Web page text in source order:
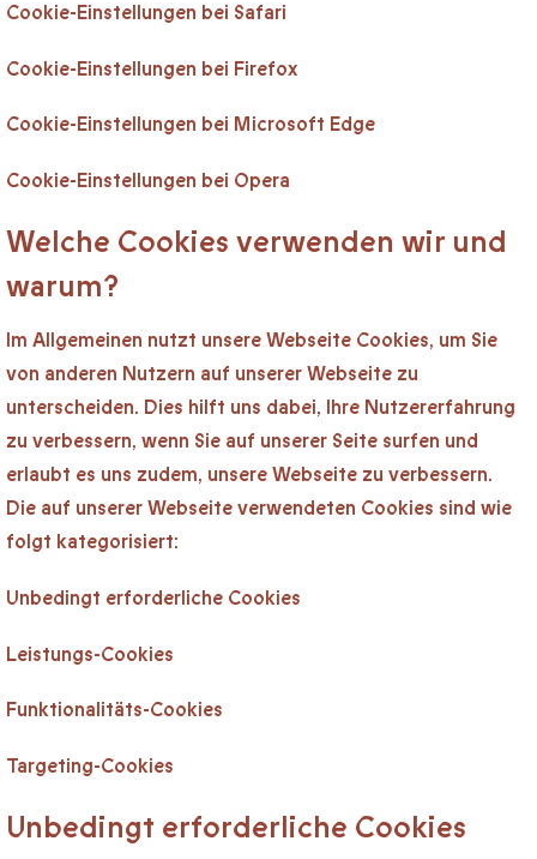
Cookie-Einstellungen bei Safari
Cookie-Einstellungen bei Firefox
Cookie-Einstellungen bei Microsoft Edge
Cookie-Einstellungen bei Opera
Welche Cookies verwenden wir und
warum?
Im Allgemeinen nutzt unsere Webseite Cookies, um Sie
von anderen Nutzern auf unserer Webseite zu
unterscheiden. Dies hilft uns dabei, Ihre Nutzererfahrung
zu verbessern, wenn Sie auf unserer Seite surfen und
erlaubt es uns zudem, unsere Webseite zu verbessern.
Die auf unserer Webseite verwendeten Cookies sind wie
folgt kategorisiert:
Unbedingt erforderliche Cookies
Leistungs-Cookies
Funktionalitäts-Cookies
Targeting-Cookies
Unbedingt erforderliche Cookies